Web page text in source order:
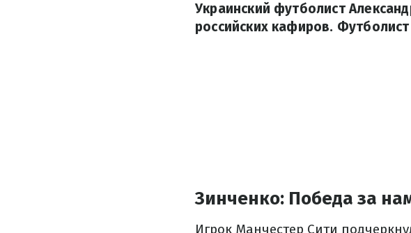
Украинский футболист
российских кафиров.
Зинченко: Победа за
Игрок Манчестер Сити